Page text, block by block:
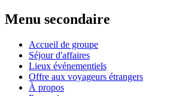
Menu secondaire
Accueil de groupe
Séjour d'affaires
Lieux événementiels
Offre aux voyageurs étrangers
À propos